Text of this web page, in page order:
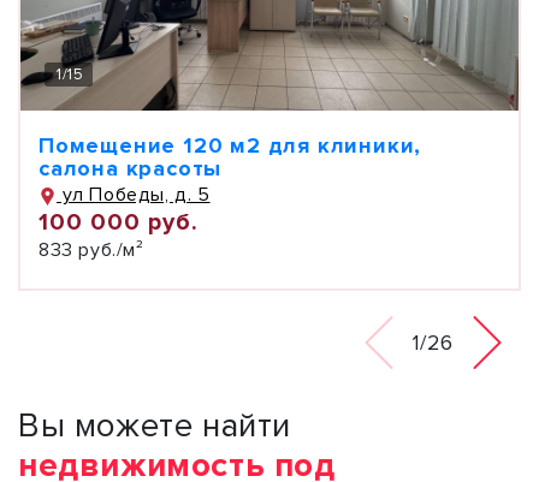
1/15
Помещение 120 м2 для клиники,
салона красоты
ул Победы, д. 5
100 000 руб.
833 руб./м²
1/26
Вы можете найти
недвижимость под